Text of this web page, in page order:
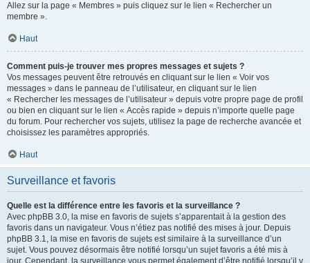
Allez sur la page « Membres » puis cliquez sur le lien « Rechercher un
membre ».
Haut
Comment puis-je trouver mes propres messages et sujets ?
Vos messages peuvent être retrouvés en cliquant sur le lien « Voir vos
messages » dans le panneau de l’utilisateur, en cliquant sur le lien
« Rechercher les messages de l’utilisateur » depuis votre propre page de profil
ou bien en cliquant sur le lien « Accès rapide » depuis n’importe quelle page
du forum. Pour rechercher vos sujets, utilisez la page de recherche avancée et
choisissez les paramètres appropriés.
Haut
Surveillance et favoris
Quelle est la différence entre les favoris et la surveillance ?
Avec phpBB 3.0, la mise en favoris de sujets s’apparentait à la gestion des
favoris dans un navigateur. Vous n’étiez pas notifié des mises à jour. Depuis
phpBB 3.1, la mise en favoris de sujets est similaire à la surveillance d’un
sujet. Vous pouvez désormais être notifié lorsqu’un sujet favoris a été mis à
jour. Cependant, la surveillance vous permet également d’être notifié lorsqu’il y